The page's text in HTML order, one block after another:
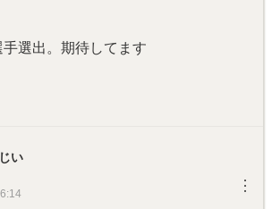
選出。期待してます
い
︙